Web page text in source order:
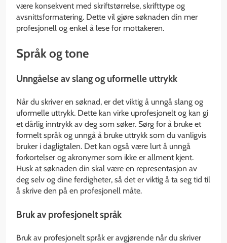
være konsekvent med skriftstørrelse, skrifttype og
avsnittsformatering. Dette vil gjøre søknaden din mer
profesjonell og enkel å lese for mottakeren.
Språk og tone
Unngåelse av slang og uformelle uttrykk
Når du skriver en søknad, er det viktig å unngå slang og
uformelle uttrykk. Dette kan virke uprofesjonelt og kan gi
et dårlig inntrykk av deg som søker. Sørg for å bruke et
formelt språk og unngå å bruke uttrykk som du vanligvis
bruker i dagligtalen. Det kan også være lurt å unngå
forkortelser og akronymer som ikke er allment kjent.
Husk at søknaden din skal være en representasjon av
deg selv og dine ferdigheter, så det er viktig å ta seg tid til
å skrive den på en profesjonell måte.
Bruk av profesjonelt språk
Bruk av profesjonelt språk er avgjørende når du skriver